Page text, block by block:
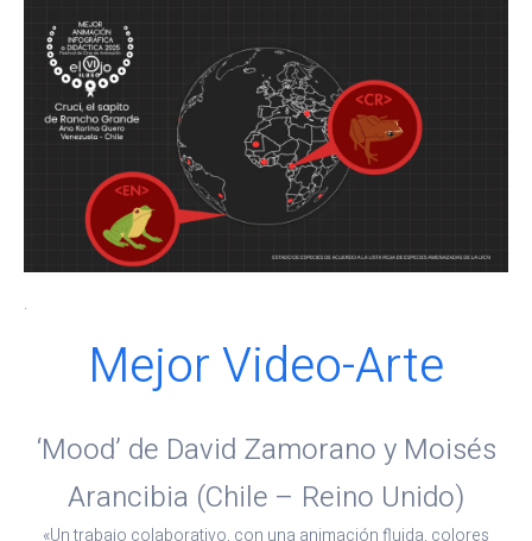
.
Mejor Video-Arte
‘Mood’ de David Zamorano y Moisés
Arancibia (Chile – Reino Unido)
«Un trabajo colaborativo, con una animación fluida, colores